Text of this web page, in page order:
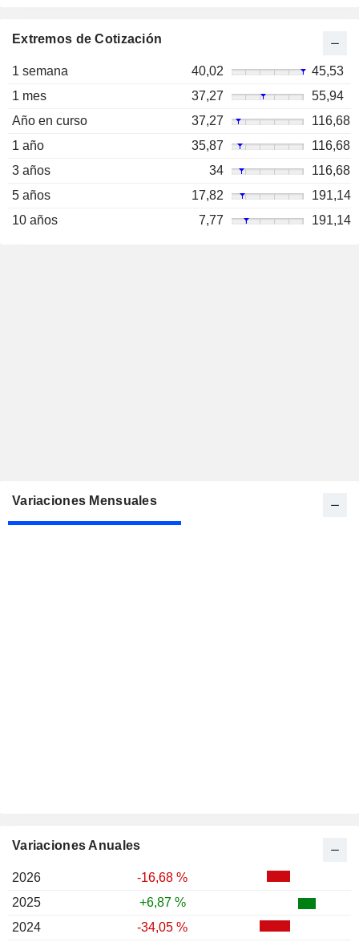
Extremos de Cotización
1 semana 40,02
45,53
1 mes
37,27
55,94
Año en curso
37,27
116,68
1 año
35,87
116,68
3 años
34
116,68
5 años
17,82
191,14
10 años
7,77 191,14
Variaciones Mensuales
Variaciones Anuales
2026
-16,68 %
2025
+6,87 %
2024
-34,05 %